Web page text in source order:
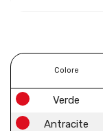
Colore
Verde
Antracite